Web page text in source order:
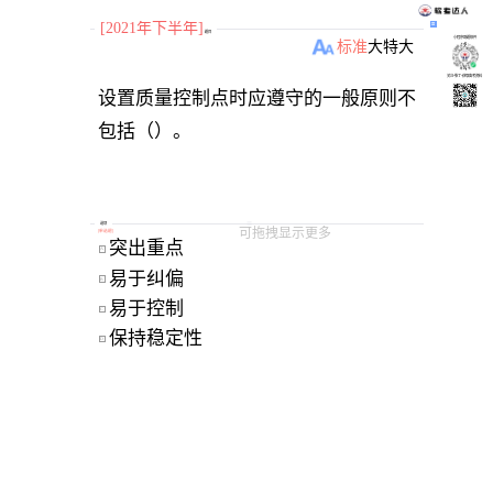
[2021年下半年] 题目
标准大特大
设置质量控制点时应遵守的一般原则不
包括（）。
可拖拽显示更多
选项
单选题
A 突出重点
B 易于纠偏
C 易于控制
D 保持稳定性
小程序刷题软件
关注“柴丁”获取备考资料